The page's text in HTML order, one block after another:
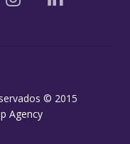
© 2015
Agency